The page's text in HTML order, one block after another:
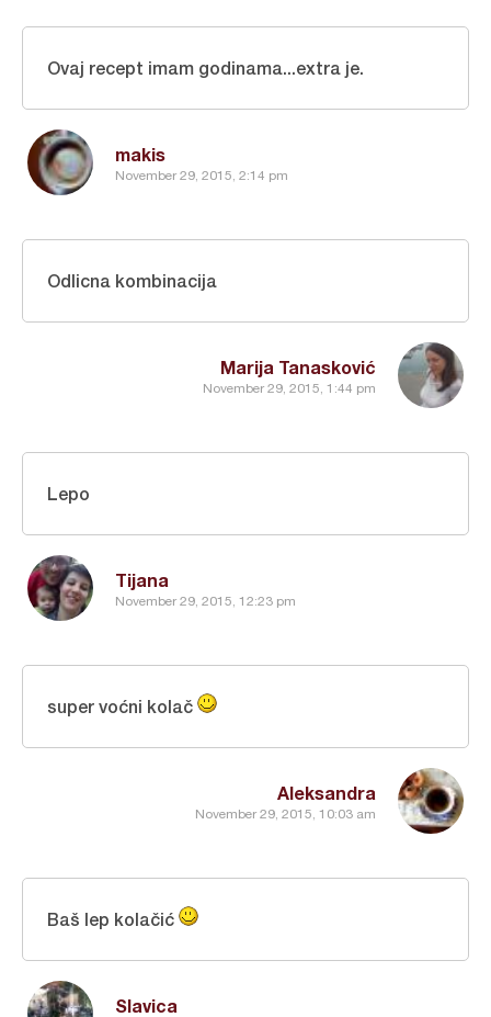
makis
November 29, 2015, 2:14 pm
Ovaj recept imam godinama...extra je.
Marija Tanasković
November 29, 2015, 1:44 pm
Odlicna kombinacija
Tijana
November 29, 2015, 12:23 pm
Lepo
Aleksandra
November 29, 2015, 10:03 am
super voćni kolač
Slavica
Baš lep kolačić